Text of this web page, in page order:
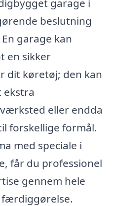
garage i
beslutning
garage kan
en sikker
dit køretøj; den kan
ekstra
eller endda
forskellige formål.
med speciale i
får du professionel
gennem hele
færdiggørelse.